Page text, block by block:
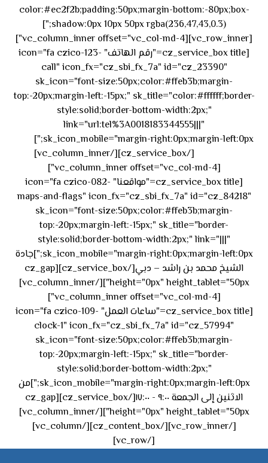
color:#ec2f2b;padding:50px;margin-bottom:-80px;box-
shadow:0px 10px 50px rgba(236,47,43,0.3);"]
[vc_row_inner][vc_column_inner offset="vc_col-md-4"]
[cz_service_box title="رقم الهاتف" icon="fa czico-123-
call" icon_fx="cz_sbi_fx_7a" id="cz_23390"
sk_icon="font-size:50px;color:#ffeb3b;margin-
top:-20px;margin-left:-15px;" sk_title="color:#ffffff;border-
style:solid;border-bottom-width:2px;"
link="url:tel%3A0018183344555|||"
sk_icon_mobile="margin-right:0px;margin-left:0px;"]
[/cz_service_box][/vc_column_inner]
[vc_column_inner offset="vc_col-md-4"]
[cz_service_box title="مواقعنا" icon="fa czico-082-
maps-and-flags" icon_fx="cz_sbi_fx_7a" id="cz_84218"
sk_icon="font-size:50px;color:#ffeb3b;margin-
top:-20px;margin-left:-15px;" sk_title="border-
style:solid;border-bottom-width:2px;" link="|||"
sk_icon_mobile="margin-right:0px;margin-left:0px;"]جادة
الشيخ محمد بن راشد – دبي[/cz_service_box][cz_gap
height="0px" height_tablet="50px"][/vc_column_inner]
[vc_column_inner offset="vc_col-md-4"]
[cz_service_box title="ساعات العمل" icon="fa czico-109-
clock-1" icon_fx="cz_sbi_fx_7a" id="cz_57994"
sk_icon="font-size:50px;color:#ffeb3b;margin-
top:-20px;margin-left:-15px;" sk_title="border-
style:solid;border-bottom-width:2px;"
sk_icon_mobile="margin-right:0px;margin-left:0px;"]من
الاثنين إلى الجمعة ٩:٠٠ - ١٧:٠٠[/cz_service_box][cz_gap
height="0px" height_tablet="50px"][/vc_column_inner]
[/vc_row_inner][/cz_content_box][/vc_column]
[/vc_row]